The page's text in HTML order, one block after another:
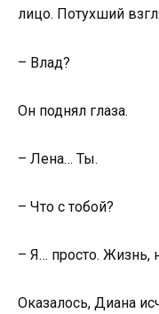
лицо. Потухший
– Влад?
Он поднял глаза.
– Лена… Ты.
– Что с тобой?
– Я… просто. Жизнь,
Оказалось, Диана